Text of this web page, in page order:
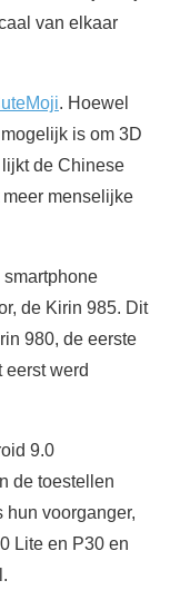
van elkaar
. Hoewel
is om 3D
de Chinese
menselijke
de Kirin 985. Dit
980, de eerste
eerst werd
9.0
de toestellen
hun voorganger,
Lite en P30 en